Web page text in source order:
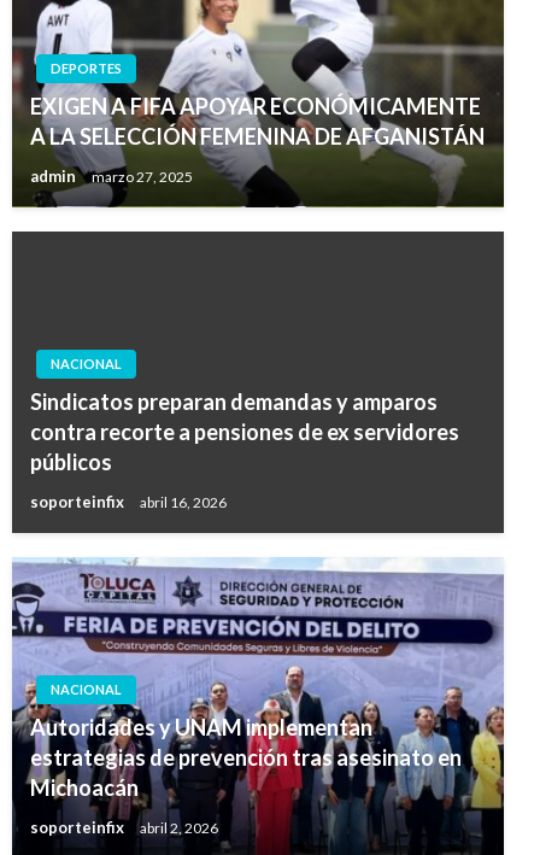
DEPORTES
EXIGEN A FIFA APOYAR ECONÓMICAMENTE
A LA SELECCIÓN FEMENINA DE AFGANISTÁN
admin marzo 27, 2025
NACIONAL
Sindicatos preparan demandas y amparos
contra recorte a pensiones de ex servidores
públicos
soporteinfix abril 16, 2026
NACIONAL
Autoridades y UNAM implementan
estrategias de prevención tras asesinato en
Michoacán
soporteinfix abril 2, 2026